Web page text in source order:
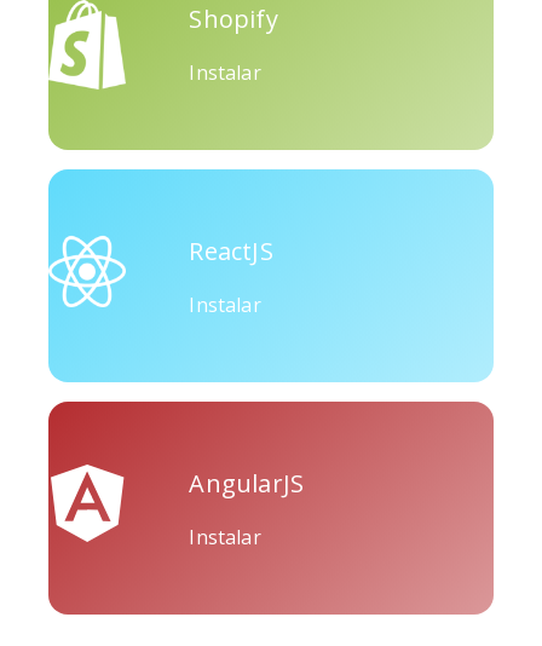
Houzz Threads
Tripadvisor
Shopify
Instalar
ReactJS
Instalar
AngularJS
Instalar